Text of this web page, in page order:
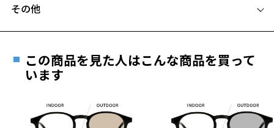
ZA241G04-14E2：ブラック×こなれ感のあるブルー系レンズ。
ZA241G04-14E3：調光レンズを搭載した、どんな服装にも合わせやす
いブラック。★調光レンズ
ック。★調光レンズ
ZA241G04-49A1：肌なじみの良いブラウン。
安心1 フレーム１年間品質保証
日または発送日より１年間修理又は交換させて頂
きます。
その他
ご希望のお客さまは、「レンズ交換券」をお選びのうえ、
最寄りのZoff実店舗にてレンズをお買い求めください。
※サングラスやパッケージ品では「レンズ交換券」はお選び
談ください。
この商品を見た人はこんな商品を買って
います